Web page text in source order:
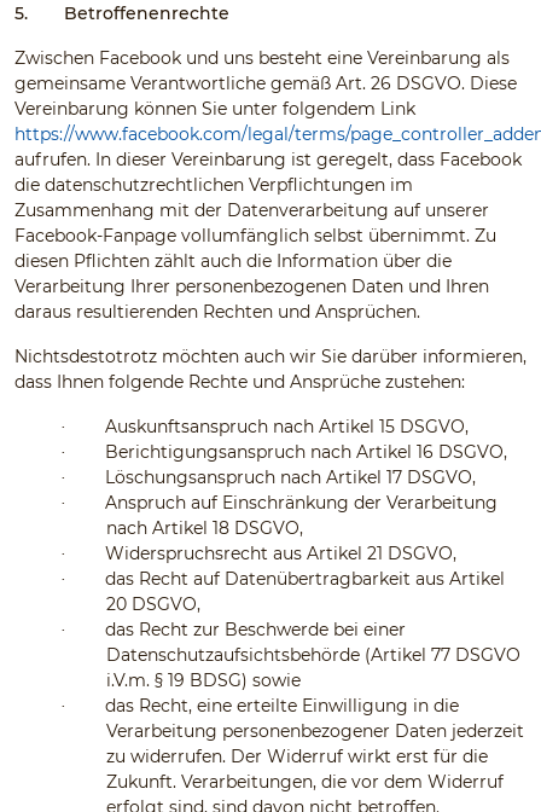
5. Betroffenenrechte
Zwischen Facebook und uns besteht eine Vereinbarung als
gemeinsame Verantwortliche gemäß Art. 26 DSGVO. Diese
Vereinbarung können Sie unter folgendem Link
https://www.facebook.com/legal/terms/
aufrufen. In dieser Vereinbarung ist geregelt, dass Facebook
die datenschutzrechtlichen Verpflichtungen im
Zusammenhang mit der Datenverarbeitung auf unserer
Facebook-Fanpage vollumfänglich selbst übernimmt. Zu
diesen Pflichten zählt auch die Information über die
Verarbeitung Ihrer personenbezogenen Daten und Ihren
daraus resultierenden Rechten und Ansprüchen.
Nichtsdestotrotz möchten auch wir Sie darüber informieren,
dass Ihnen folgende Rechte und Ansprüche zustehen:
· Auskunftsanspruch nach Artikel 15 DSGVO,
· Berichtigungsanspruch nach Artikel 16 DSGVO,
· Löschungsanspruch nach Artikel 17 DSGVO,
·
Anspruch auf Einschränkung der Verarbeitung
nach Artikel 18 DSGVO,
· Widerspruchsrecht aus Artikel 21 DSGVO,
·
das Recht auf Datenübertragbarkeit aus Artikel
20 DSGVO,
·
das Recht zur Beschwerde bei einer
Datenschutzaufsichtsbehörde (Artikel 77 DSGVO
i.V.m. § 19 BDSG) sowie
·
das Recht, eine erteilte Einwilligung in die
Verarbeitung personenbezogener Daten jederzeit
zu widerrufen. Der Widerruf wirkt erst für die
Zukunft. Verarbeitungen, die vor dem Widerruf
erfolgt sind, sind davon nicht betroffen.